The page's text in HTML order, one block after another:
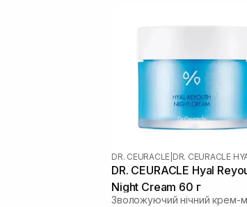
DR. CEURACLE
DR. CEURACLE Hyal
Night Cream 60 г
Зволожуючий нічний крем-